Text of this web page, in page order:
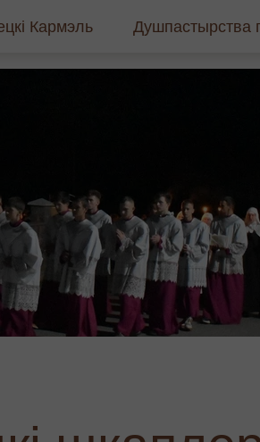
Кармэль
мы такія
Душпастырства
Як стаць